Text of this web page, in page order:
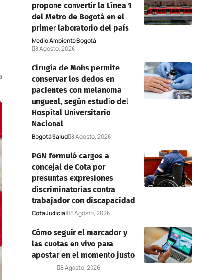
propone convertir la Línea 1
del Metro de Bogotá en el
primer laboratorio del país
Medio AmbienteBogotá
8 Agosto, 2026
Cirugía de Mohs permite
conservar los dedos en
pacientes con melanoma
ungueal, según estudio del
Hospital Universitario
Nacional
BogotáSalud 8 Agosto, 2026
PGN formuló cargos a
concejal de Cota por
presuntas expresiones
discriminatorias contra
trabajador con discapacidad
CotaJudicial 8 Agosto, 2026
Cómo seguir el marcador y
las cuotas en vivo para
apostar en el momento justo
8 Agosto, 2026